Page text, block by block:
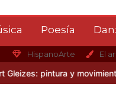
Poesía
HispanoArte El
pintura y movimiento